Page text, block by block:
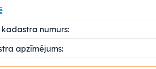
numurs:
apzīmējums: